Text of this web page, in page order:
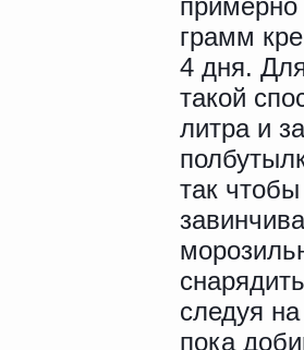
грамм
4 дня.
такой
литра и
так
следуя
пока